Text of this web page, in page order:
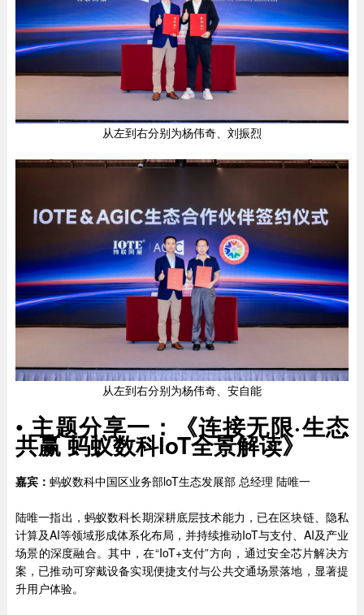
从左到右分别为杨伟奇、刘振烈
从左到右分别为杨伟奇、安自能
•主题分享一：《连接无限·生态
共赢 蚂蚁数科loT全景解读》
嘉宾： 蚂蚁数科中国区业务部loT生态发展部 总经理 陆唯一
陆唯一指出，蚂蚁数科长期深耕底层技术能力，已在区块链、隐私
计算及AI等领域形成体系化布局，并持续推动IoT与支付、AI及产业
场景的深度融合。其中，在“IoT+支付”方向，通过安全芯片解决方
案，已推动可穿戴设备实现便捷支付与公共交通场景落地，显著提
升用户体验。